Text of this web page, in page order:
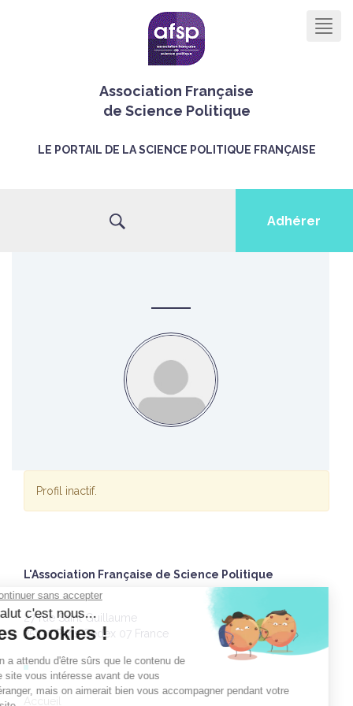
Association Française
de Science Politique
LE PORTAIL DE LA SCIENCE POLITIQUE FRANÇAISE
Adhérer
Profil inactif.
L'Association Française de Science Politique
27 rue Saint Guillaume
75337 Paris Cedex 07 France